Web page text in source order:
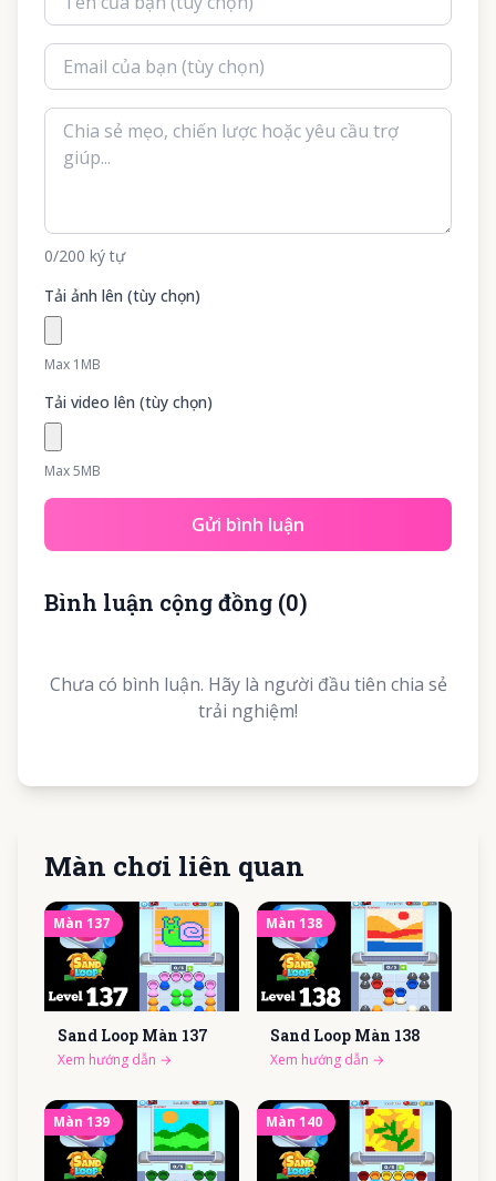
0/200 ký tự
Tải ảnh lên (tùy chọn)
Max 1MB
Tải video lên (tùy chọn)
Max 5MB
Gửi bình luận
Bình luận cộng đồng (0)
Chưa có bình luận. Hãy là người đầu tiên chia sẻ
trải nghiệm!
Màn chơi liên quan
Màn 137
Sand Loop Màn 137
Xem hướng dẫn →
Màn 138
Sand Loop Màn 138
Xem hướng dẫn →
Màn 139 Màn 140